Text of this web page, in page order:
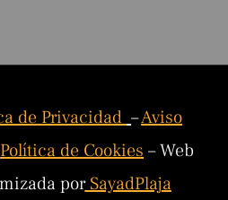
de Privacidad–Aviso
Política de Cookies– Web
porSayadPlaja